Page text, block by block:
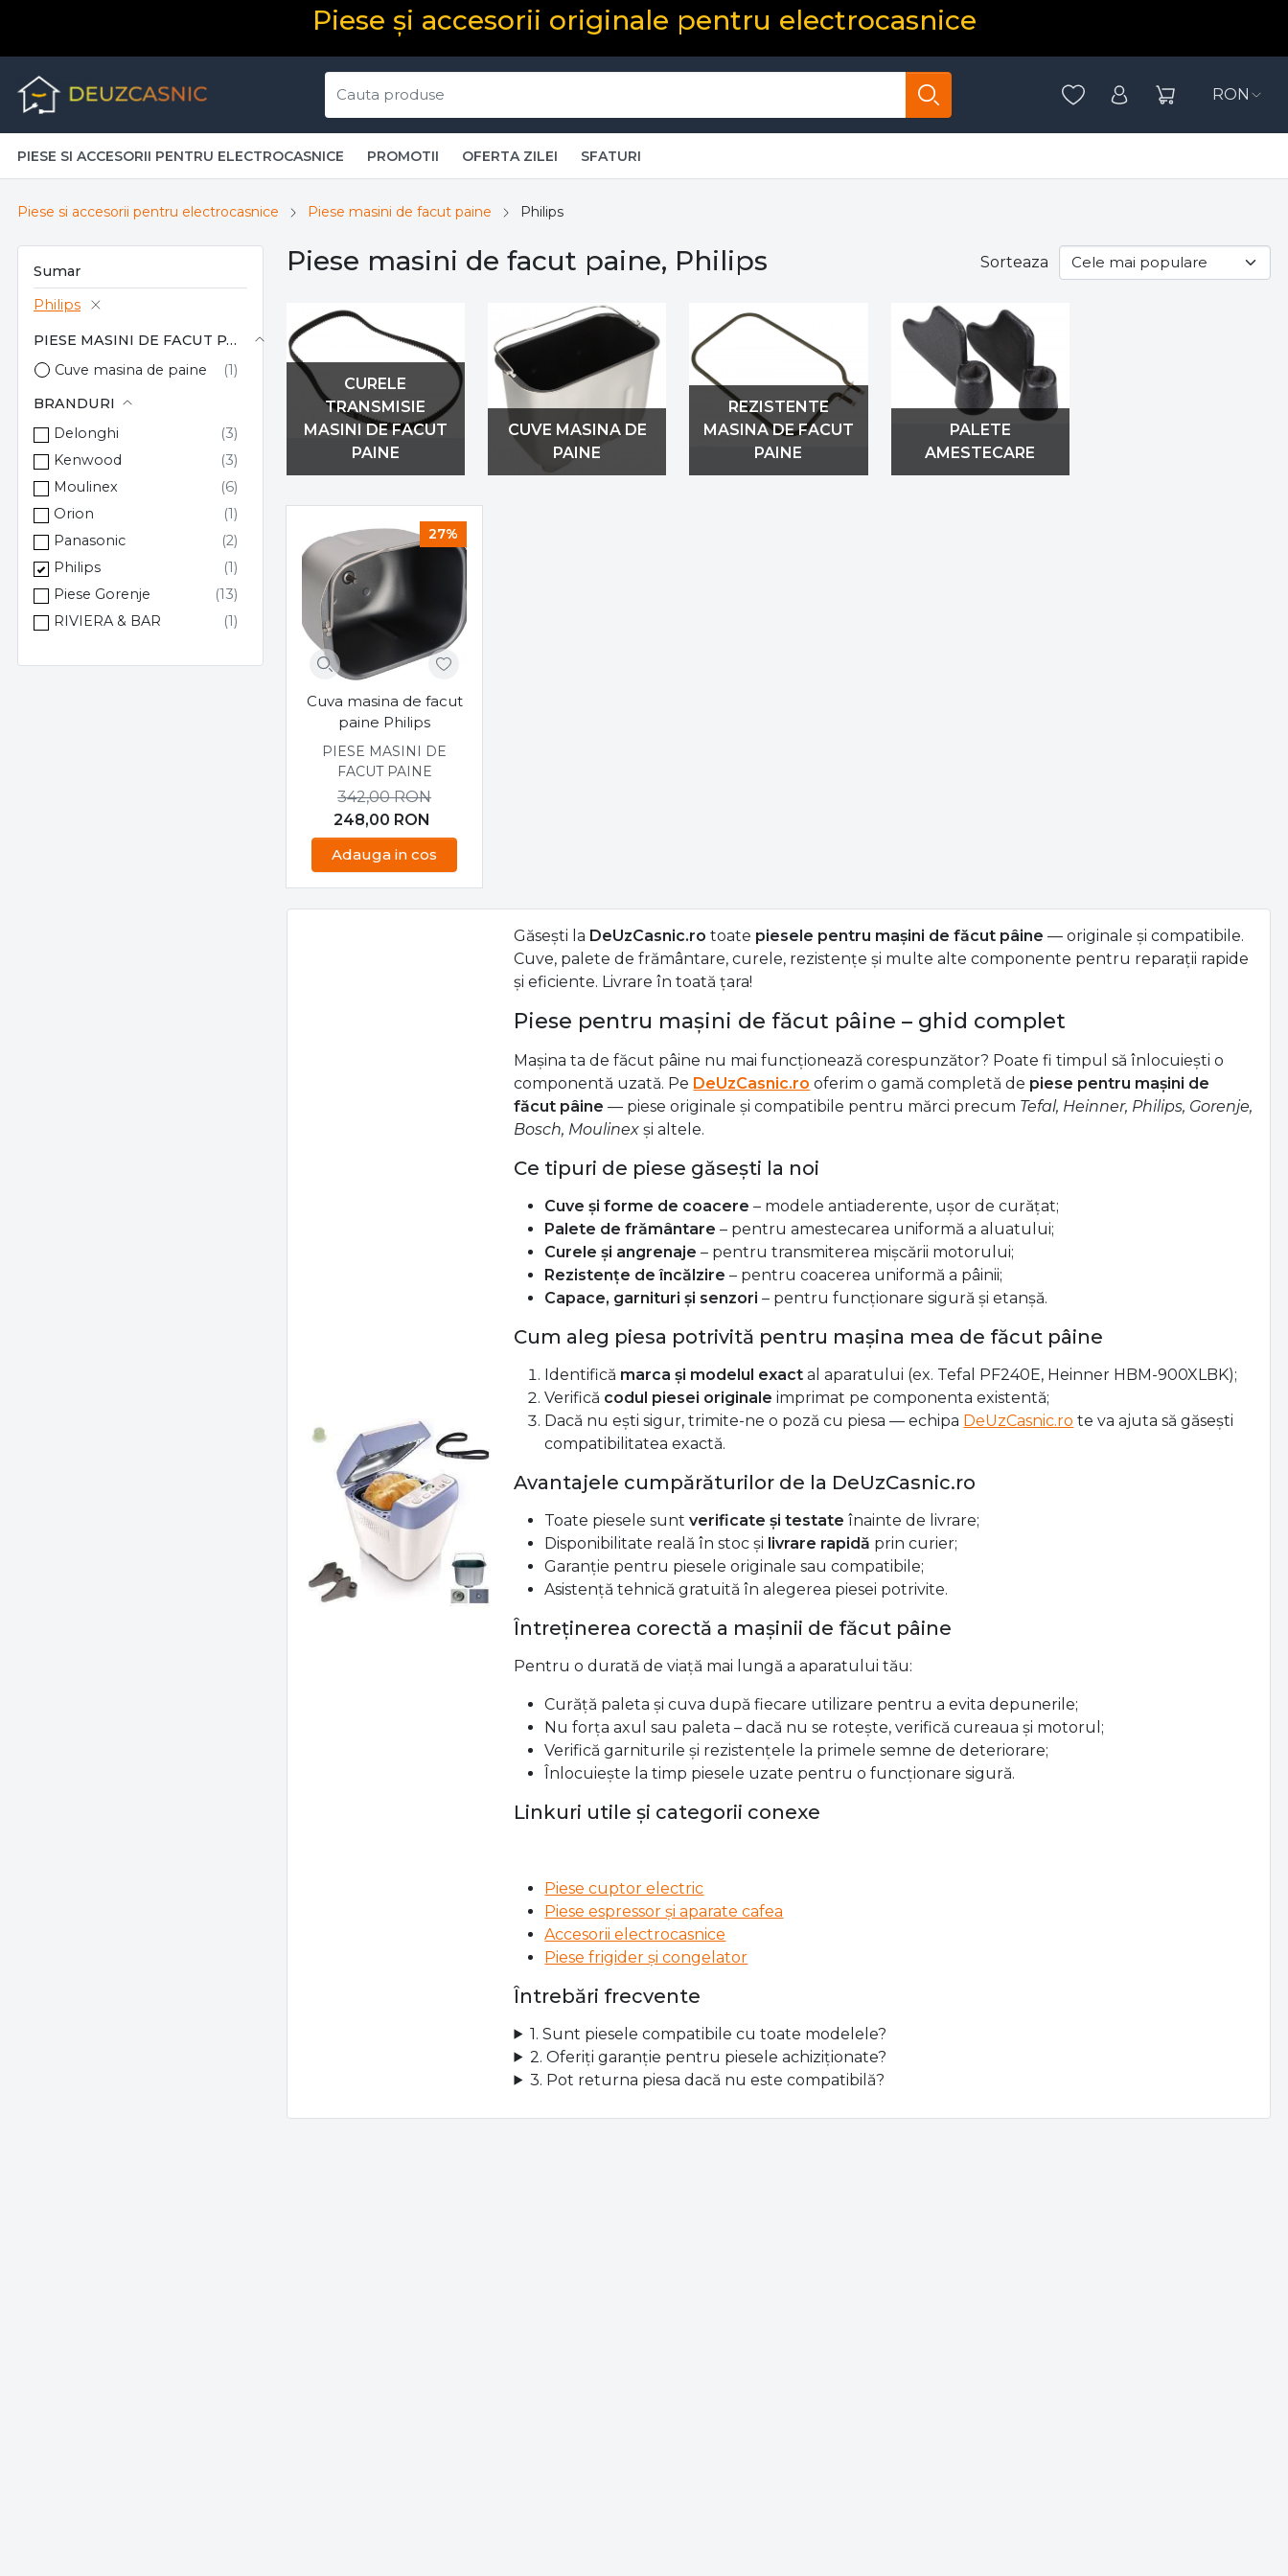
Piese și accesorii originale pentru electrocasnice
RON
PIESE SI ACCESORII PENTRU ELECTROCASNICE PROMOTII OFERTA ZILEI SFATURI
Piese si accesorii pentru electrocasnice Piese masini de facut paine Philips
Sumar
Philips
PIESE MASINI DE FACUT PAINE
Cuve masina de paine
BRANDURI
Delonghi
Kenwood
Moulinex
Orion
Panasonic
Philips
Piese Gorenje
RIVIERA & BAR
Piese masini de facut paine, Philips Sorteaza
CURELE
TRANSMISIE
MASINI DE FACUT
PAINE
CUVE MASINA DE
PAINE
REZISTENTE
MASINA DE FACUT
PAINE
PALETE
AMESTECARE
27%
Cuva masina de facut
paine Philips
PIESE MASINI DE
FACUT PAINE
248,00 RON
342,00RON
Adauga in cos
Găsești la DeUzCasnic.ro toate piesele pentru mașini de făcut pâine — originale și compatibile.
Cuve, palete de frământare, curele, rezistențe și multe alte componente pentru reparații rapide
și eficiente. Livrare în toată țara!
Piese pentru mașini de făcut pâine – ghid complet
Mașina ta de făcut pâine nu mai funcționează corespunzător? Poate fi timpul să înlocuiești o
componentă uzată. Pe DeUzCasnic.ro oferim o gamă completă de piese pentru mașini de
făcut pâine — piese originale și compatibile pentru mărci precum Tefal, Heinner, Philips, Gorenje,
Bosch, Moulinex și altele.
Ce tipuri de piese găsești la noi
Cuve și forme de coacere – modele antiaderente, ușor de curățat;
Palete de frământare – pentru amestecarea uniformă a aluatului;
Curele și angrenaje – pentru transmiterea mișcării motorului;
Rezistențe de încălzire – pentru coacerea uniformă a pâinii;
Capace, garnituri și senzori – pentru funcționare sigură și etanșă.
Cum aleg piesa potrivită pentru mașina mea de făcut pâine
Identifică marca și modelul exact al aparatului (ex. Tefal PF240E, Heinner HBM-900XLBK);
Verifică codul piesei originale imprimat pe componenta existentă;
Dacă nu ești sigur, trimite-ne o poză cu piesa — echipa DeUzCasnic.ro te va ajuta să găsești
compatibilitatea exactă.
Avantajele cumpărăturilor de la DeUzCasnic.ro
Toate piesele suntverificate și testate înainte de livrare;
Disponibilitate reală în stoc și livrare rapidă prin curier;
Garanție pentru piesele originale sau compatibile;
Asistență tehnică gratuită în alegerea piesei potrivite.
Întreținerea corectă a mașinii de făcut pâine
Pentru o durată de viață mai lungă a aparatului tău:
Curăță paleta și cuva după fiecare utilizare pentru a evita depunerile;
Nu forța axul sau paleta – dacă nu se rotește, verifică cureaua și motorul;
Verifică garniturile și rezistențele la primele semne de deteriorare;
Înlocuiește la timp piesele uzate pentru o funcționare sigură.
Linkuri utile și categorii conexe
Piese cuptor electric
Piese espressor și aparate cafea
Accesorii electrocasnice
Piese frigider și congelator
Întrebări frecvente
1. Sunt piesele compatibile cu toate modelele?
2. Oferiți garanție pentru piesele achiziționate?
3. Pot returna piesa dacă nu este compatibilă?